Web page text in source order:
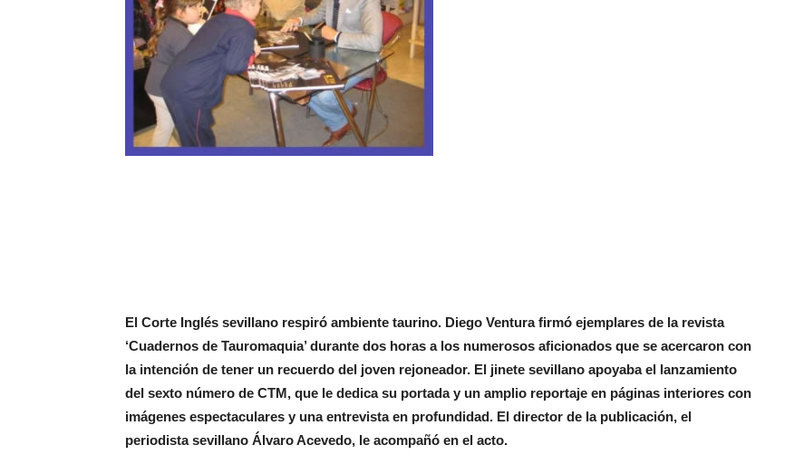
El Corte Inglés sevillano respiró ambiente taurino. Diego Ventura firmó ejemplares de la revista
‘Cuadernos de Tauromaquia’ durante dos horas a los numerosos aficionados que se acercaron con
la intención de tener un recuerdo del joven rejoneador. El jinete sevillano apoyaba el lanzamiento
del sexto número de CTM, que le dedica su portada y un amplio reportaje en páginas interiores con
imágenes espectaculares y una entrevista en profundidad. El director de la publicación, el
periodista sevillano Álvaro Acevedo, le acompañó en el acto.